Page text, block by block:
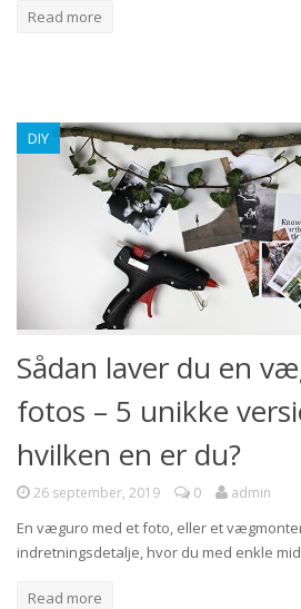
Read more
DIY
Sådan laver du en
fotos – 5 unikke
hvilken en er du?
26 september, 2019 0 admin
En væguro med et foto, eller et
indretningsdetalje, hvor du med enkle
Read more